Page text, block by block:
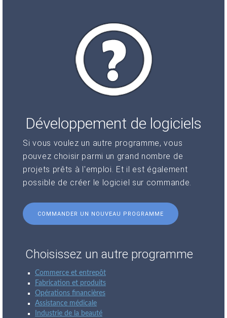
Développement de logiciels
Si vous voulez un autre programme, vous
pouvez choisir parmi un grand nombre de
projets prêts à l'emploi. Et il est également
possible de créer le logiciel sur commande.
COMMANDER UN NOUVEAU PROGRAMME
Choisissez un autre programme
Commerce et entrepôt
Fabrication et produits
Opérations financières
Assistance médicale
Industrie de la beauté